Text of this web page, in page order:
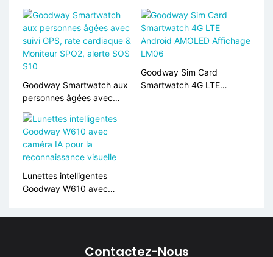
et IA
moniteur de fréquence
cardiaque, support de
carte SIM S10
Goodway Smartwatch aux
personnes âgées avec
suivi GPS, rate cardiaque &
Moniteur SPO2, alerte SOS
S10
Goodway Sim Card
Smartwatch 4G LTE
Lunettes intelligentes
Goodway W610 avec
Contactez-Nous